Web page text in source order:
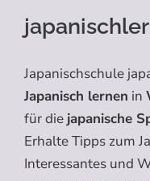
Japanischschule
Japanisch lernen in
für die japanische
Erhalte Tipps zum
Interessantes und